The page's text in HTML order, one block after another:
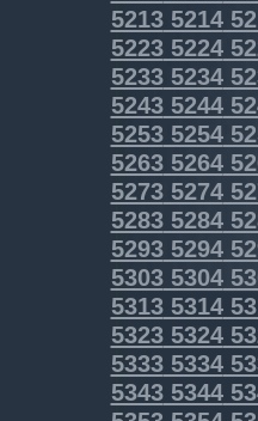
52135214
52235224
52335234
52435244
52535254
52635264
52735274
52835284
52935294
53035304
53135314
53235324
53335334
53435344